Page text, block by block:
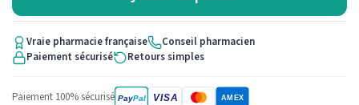
Vraie pharmacie française
Conseil pharmacien
Paiement sécurisé
Retours simples
Paiement 100% sécurisé PayPal VISA AMEX